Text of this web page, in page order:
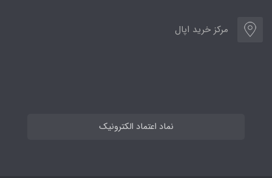
مرکز خرید اپال
نماد اعتماد الکترونیک